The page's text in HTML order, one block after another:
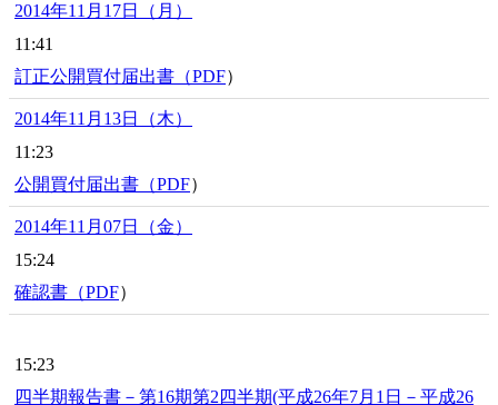
2014年11月17日（月）
11:41
訂正公開買付届出書（PDF）
2014年11月13日（木）
11:23
公開買付届出書（PDF）
2014年11月07日（金）
15:24
確認書（PDF）
15:23
四半期報告書－第16期第2四半期(平成26年7月1日－平成26